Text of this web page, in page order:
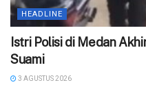
HEADLINE
‎Istri Polisi di Medan
Suami
3 AGUSTUS 2026